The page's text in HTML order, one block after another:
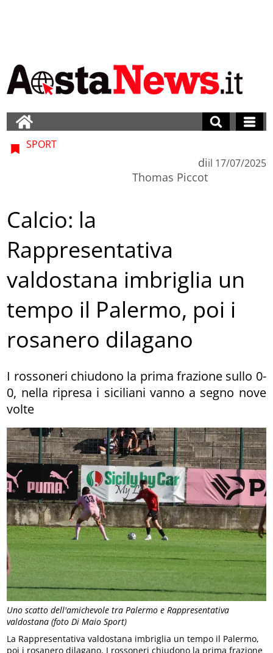
Uno scatto dell'amichevole tra Palermo e Rappresentativa
valdostana (foto Di Maio Sport)
SPORT
di
Thomas Piccot
il 17/07/2025
Calcio: la
Rappresentativa
valdostana imbriglia un
tempo il Palermo, poi i
rosanero dilagano
I rossoneri chiudono la prima frazione sullo 0-
0, nella ripresa i siciliani vanno a segno nove
volte
La Rappresentativa valdostana imbriglia un tempo il Palermo,
poi i rosanero dilagano. I rossoneri chiudono la prima frazione